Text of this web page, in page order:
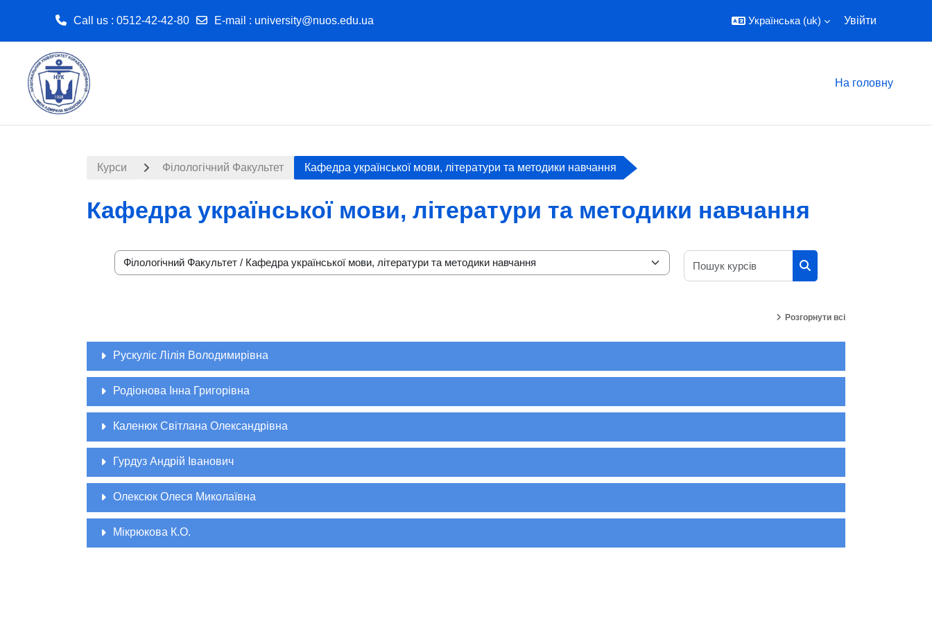
Call us : 0512-42-42-80 E-mail : university@nuos.edu.ua Українська ‎(uk)‎ Увійти
На головну
Курси Філологічний Факультет Кафедра української мови, літератури та методики навчання
Кафедра української мови, літератури та методики навчання
Категорії курсів
Пошук курсів
Розгорнути всі
Рускуліс Лілія Володимирівна
Родіонова Інна Григорівна
Каленюк Світлана Олександрівна
Гурдуз Андрій Іванович
Олексюк Олеся Миколаївна
Мікрюкова К.О.